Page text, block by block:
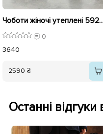
Чоботи жіночі
0
3640
2590 ₴
Останні відгуки